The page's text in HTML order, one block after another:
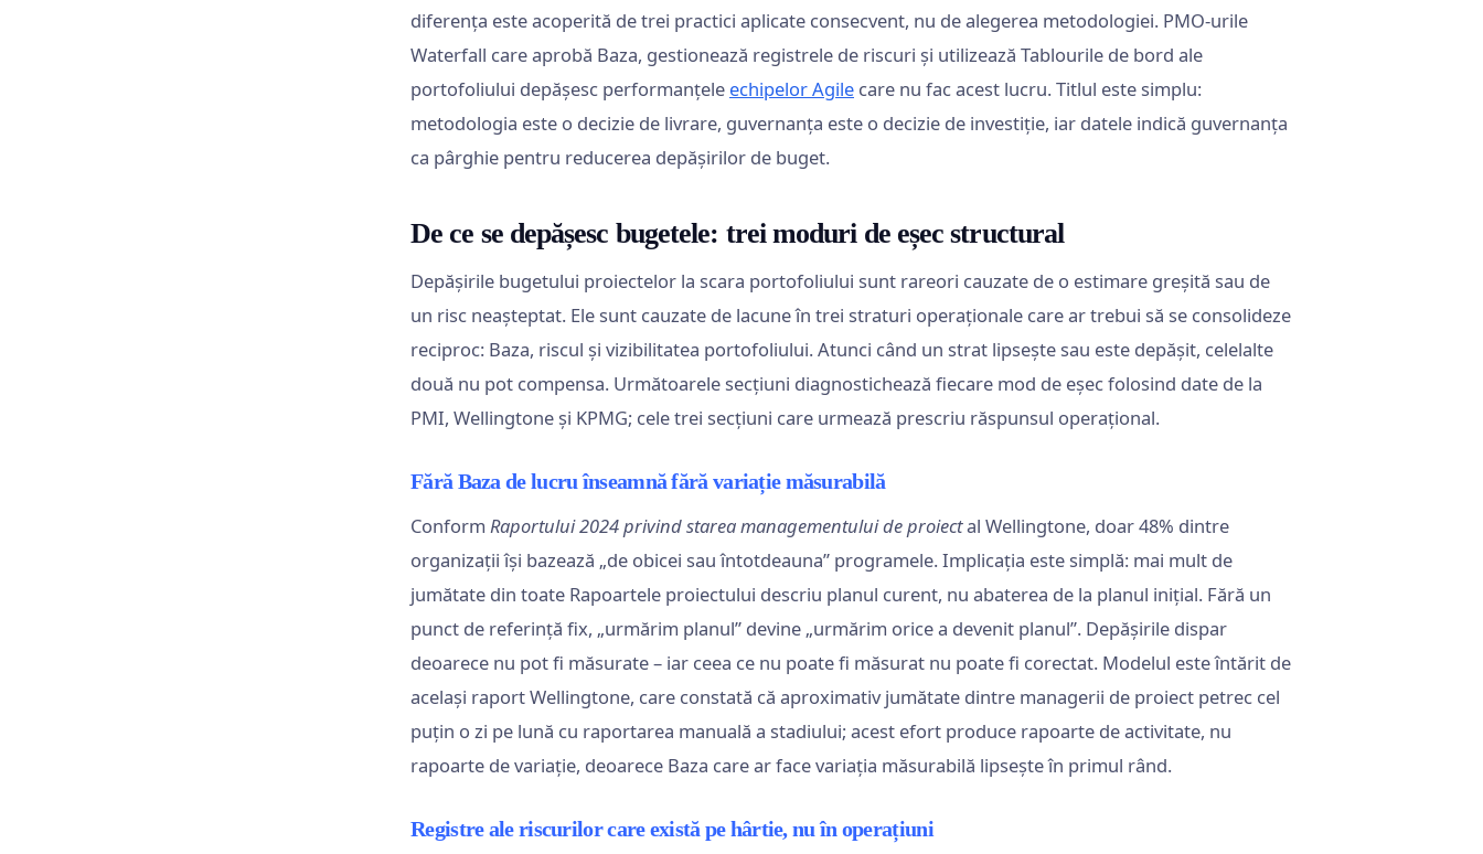
diferența este acoperită de trei practici aplicate consecvent, nu de alegerea metodologiei. PMO-urile
Waterfall care aprobă Baza, gestionează registrele de riscuri și utilizează Tablourile de bord ale
portofoliului depășesc performanțele echipelor Agile care nu fac acest lucru. Titlul este simplu:
metodologia este o decizie de livrare, guvernanța este o decizie de investiție, iar datele indică guvernanța
ca pârghie pentru reducerea depășirilor de buget.
De ce se depășesc bugetele: trei moduri de eșec structural
Depășirile bugetului proiectelor la scara portofoliului sunt rareori cauzate de o estimare greșită sau de
un risc neașteptat. Ele sunt cauzate de lacune în trei straturi operaționale care ar trebui să se consolideze
reciproc: Baza, riscul și vizibilitatea portofoliului. Atunci când un strat lipsește sau este depășit, celelalte
două nu pot compensa. Următoarele secțiuni diagnostichează fiecare mod de eșec folosind date de la
PMI, Wellingtone și KPMG; cele trei secțiuni care urmează prescriu răspunsul operațional.
Fără Baza de lucru înseamnă fără variație măsurabilă
Conform Raportului 2024 privind starea managementului de proiectal Wellingtone, doar 48% dintre
organizații își bazează „de obicei sau întotdeauna” programele. Implicația este simplă: mai mult de
jumătate din toate Rapoartele proiectului descriu planul curent, nu abaterea de la planul inițial. Fără un
punct de referință fix, „urmărim planul” devine „urmărim orice a devenit planul”. Depășirile dispar
deoarece nu pot fi măsurate – iar ceea ce nu poate fi măsurat nu poate fi corectat. Modelul este întărit de
același raport Wellingtone, care constată că aproximativ jumătate dintre managerii de proiect petrec cel
puțin o zi pe lună cu raportarea manuală a stadiului; acest efort produce rapoarte de activitate, nu
rapoarte de variație, deoarece Baza care ar face variația măsurabilă lipsește în primul rând.
Registre ale riscurilor care există pe hârtie, nu în operațiuni